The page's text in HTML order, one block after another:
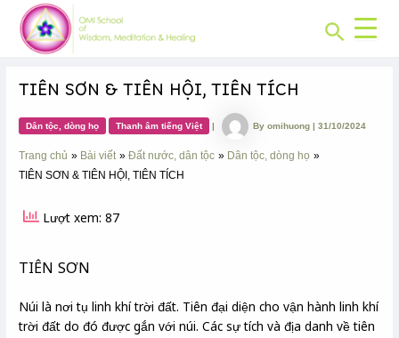
content
Search
TIÊN SƠN & TIÊN HỘI, TIÊN TÍCH
Dân tộc, dòng họ Thanh âm tiếng Việt | Byomihuong|31/10/2024
Trang chủ Bài viết Đất nước, dân tộc
Dân tộc, dòng họ
TIÊN SƠN & TIÊN HỘI, TIÊN TÍCH
Lượt xem: 87
TIÊN SƠN
Núi là nơi tụ linh khí trời đất. Tiên đại diện cho vận hành linh khí
trời đất do đó được gắn với núi. Các sự tích và địa danh về tiên
Post
navigation
CHUYÊN
MỤC: